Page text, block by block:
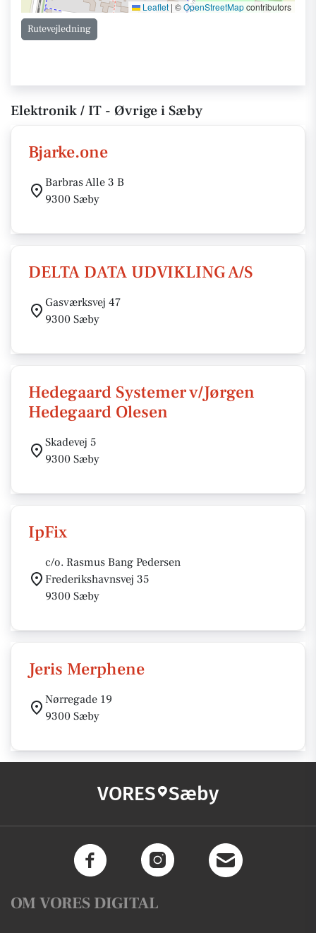
Leaflet | ©OpenStreetMapcontributors
Rutevejledning
Elektronik / IT - Øvrige i Sæby
Bjarke.one
Barbras Alle 3 B
9300 Sæby
DELTA DATA UDVIKLING A/S
Gasværksvej 47
9300 Sæby
Hedegaard Systemer v/Jørgen
Hedegaard Olesen
Skadevej 5
9300 Sæby
IpFix
c/o. Rasmus Bang Pedersen
Frederikshavnsvej 35
9300 Sæby
Jeris Merphene
Nørregade 19
9300 Sæby
VORES Sæby
OM VORES DIGITAL